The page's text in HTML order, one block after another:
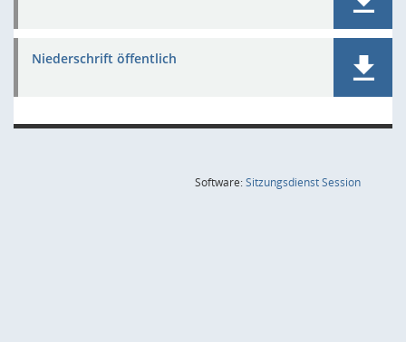
Niederschrift öffentlich
Software:SitzungsdienstSession(Wird in